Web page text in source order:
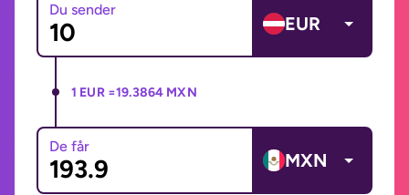
Du sender
EUR
1 EUR =19.3864 MXN
De får
MXN